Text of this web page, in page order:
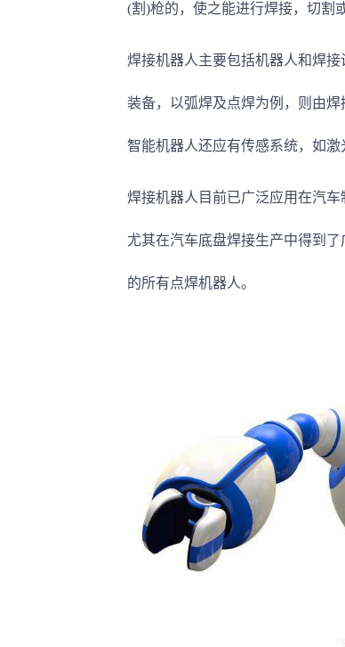
(割)枪的，使之能进行焊接，切割
焊接机器人主要包括机器人和焊
装备，以弧焊及点焊为例，则由
智能机器人还应有传感系统，如激
焊接机器人目前已广泛应用在汽
尤其在汽车底盘焊接生产中得到
的所有点焊机器人。